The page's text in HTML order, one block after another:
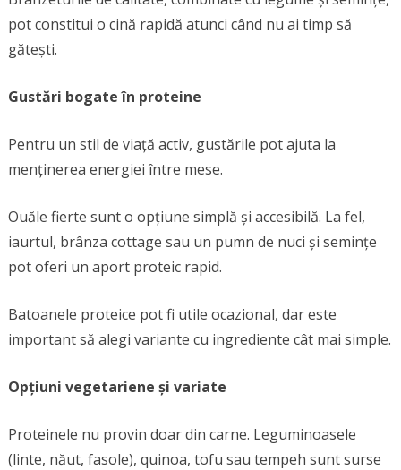
pot constitui o cină rapidă atunci când nu ai timp să
gătești.
Gustări bogate în proteine
Pentru un stil de viață activ, gustările pot ajuta la
menținerea energiei între mese.
Ouăle fierte sunt o opțiune simplă și accesibilă. La fel,
iaurtul, brânza cottage sau un pumn de nuci și semințe
pot oferi un aport proteic rapid.
Batoanele proteice pot fi utile ocazional, dar este
important să alegi variante cu ingrediente cât mai simple.
Opțiuni vegetariene și variate
Proteinele nu provin doar din carne. Leguminoasele
(linte, năut, fasole), quinoa, tofu sau tempeh sunt surse